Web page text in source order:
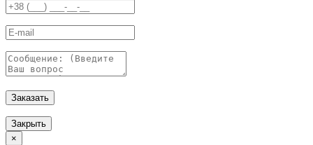
Заказать
Закрыть
×